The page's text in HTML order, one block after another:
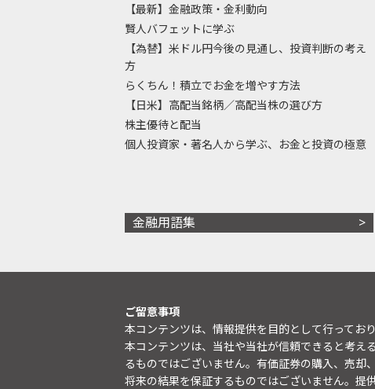
【最新】金融政策・金利動向
賢人バフェットに学ぶ
【為替】米ドル円今後の見通し、投資判断の考え
方
らくちん！積立でお金を増やす方法
【日米】高配当銘柄／高配当株の選び方
株主優待と配当
個人投資家・著名人から学ぶ、お金と投資の極意
金融用語集
ご留意事項
本コンテンツは、情報提供を目的として行っており
本コンテンツは、当社や当社が信頼できると考え
るものではございません。有価証券の購入、売却
将来の結果を保証するものではございません。提